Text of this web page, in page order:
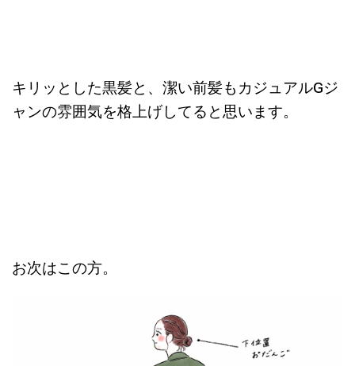
キリッとした黒髪と、潔い前髪もカジュアルGジ
ャンの雰囲気を格上げしてると思います。
お次はこの方。